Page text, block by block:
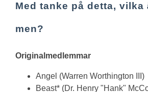
Med tanke på detta, vilka
men?
Originalmedlemmar
Angel (Warren Worthington III)
Beast* (Dr. Henry "Hank"